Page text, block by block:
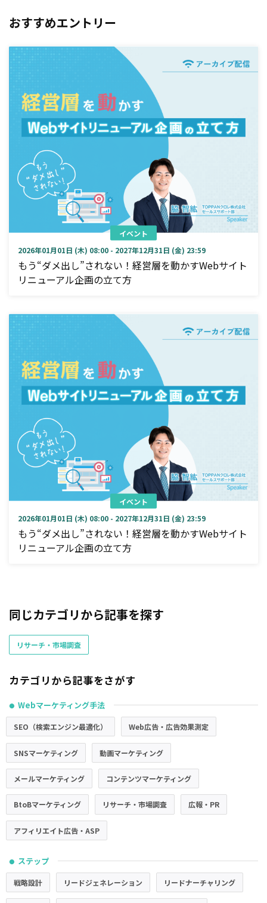
おすすめエントリー
イベント
2026年01月01日 (木) 08:00 - 2027年12月31日 (金) 23:59
もう“ダメ出し”されない！経営層を動かすWebサイト
リニューアル企画の立て方
イベント
2026年01月01日 (木) 08:00 - 2027年12月31日 (金) 23:59
もう“ダメ出し”されない！経営層を動かすWebサイト
リニューアル企画の立て方
同じカテゴリから記事を探す
リサーチ・市場調査
カテゴリから記事をさがす
● Webマーケティング手法
SEO（検索エンジン最適化） Web広告・広告効果測定
SNSマーケティング 動画マーケティング
メールマーケティング コンテンツマーケティング
BtoBマーケティング リサーチ・市場調査 広報・PR
アフィリエイト広告・ASP
● ステップ
戦略設計 リードジェネレーション リードナーチャリング